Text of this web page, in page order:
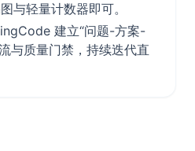
与轻量计数器即可。
建立“问题-方案-
与质量门禁，持续迭代直